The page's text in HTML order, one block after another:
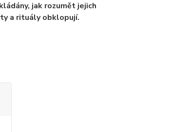
jak rozumět jejich
a rituály obklopují.